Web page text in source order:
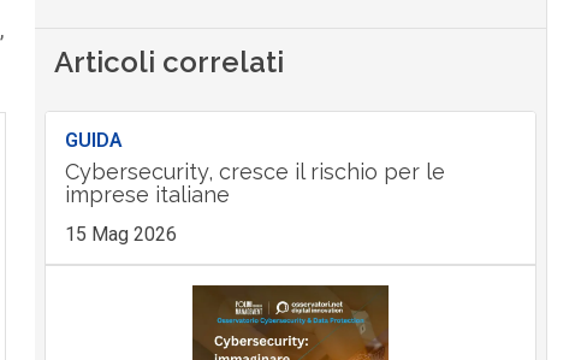
,
Articoli correlati
GUIDA
Cybersecurity, cresce il rischio per le
imprese italiane
15 Mag 2026